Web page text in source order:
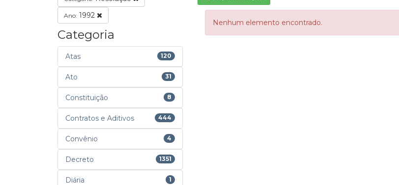
Ano: 1992
Categoria
Atas 120
Ato 31
Constituição 8
Contratos e Aditivos 444
Convênio 4
Decreto 1351
Diária 1
Nenhum elemento encontrado.